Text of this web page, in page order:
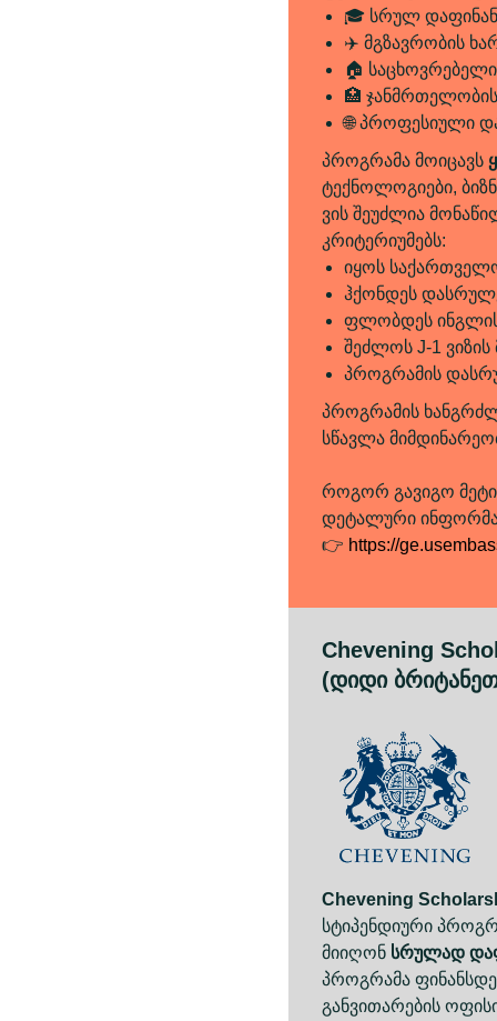
🎓 სრულ
✈️ მგზავრობის
🏠
🏥
🌐 პროფესიული
პროგრამა მოიცავს
ტექნოლოგიები,
ვის შეუძლია
კრიტერიუმებს:
იყოს
ჰქონდეს
ფლობდეს
შეძლოს J-1 ვიზის
პროგრამის
პროგრამის
სწავლა
როგორ გავიგო
დეტალური
👉 https://
Chevening
(დიდი
Chevening
სტიპენდიური
მიიღონ სრულად
პროგრამა
განვითარების